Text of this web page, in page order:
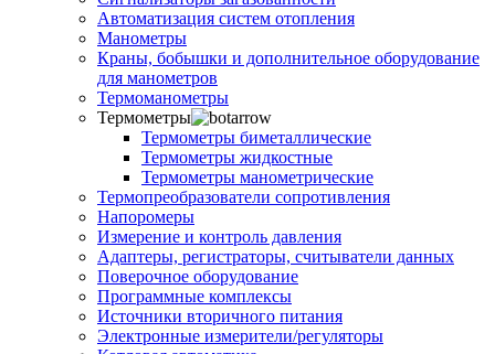
Автоматизация систем отопления
Манометры
Краны, бобышки и дополнительное оборудование
для манометров
Термоманометры
Термометры
Термометры биметаллические
Термометры жидкостные
Термометры манометрические
Термопреобразователи сопротивления
Напоромеры
Измерение и контроль давления
Адаптеры, регистраторы, считыватели данных
Поверочное оборудование
Программные комплексы
Источники вторичного питания
Электронные измерители/регуляторы